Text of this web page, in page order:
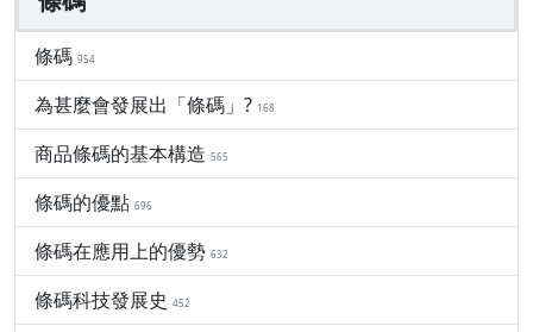
條碼 954
為甚麼會發展出「條碼」? 168
商品條碼的基本構造 565
條碼的優點 696
條碼在應用上的優勢 632
條碼科技發展史 452